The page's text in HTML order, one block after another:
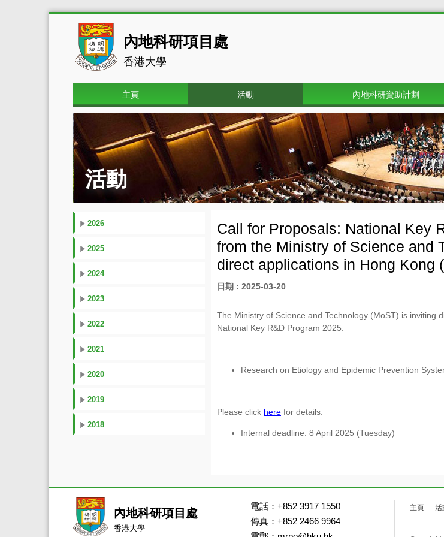
內地科研項目處
香港大學
主頁 活動 內地科研資助計劃
活動
2026
2025
2024
2023
2022
2021
2020
2019
2018
Call for Proposals: National Key
from the Ministry of Science and
direct applications in Hong Kong
日期 : 2025-03-20
The Ministry of Science and Technology (MoST) is inviting
National Key R&D Program 2025:
Research on Etiology and Epidemic Prevention
Please click here for details.
Internal deadline: 8 April 2025 (Tuesday)
內地科研項目處
香港大學
電話：+852 3917 1550
傳真：+852 2466 9964
主頁 活